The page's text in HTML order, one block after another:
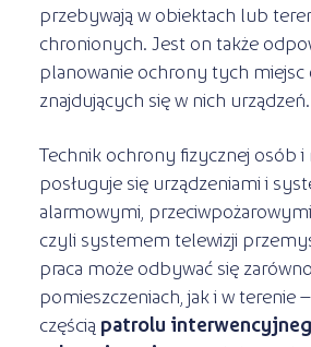
przebywają w obiektach lub
chronionych. Jest on także
planowanie ochrony tych miejsc
znajdujących się w nich urządzeń.
Technik ochrony fizycznej osób i
posługuje się urządzeniami i
alarmowymi, przeciwpożarowymi
czyli systemem telewizji
praca może odbywać się
pomieszczeniach, jak i w terenie
częścią patrolu